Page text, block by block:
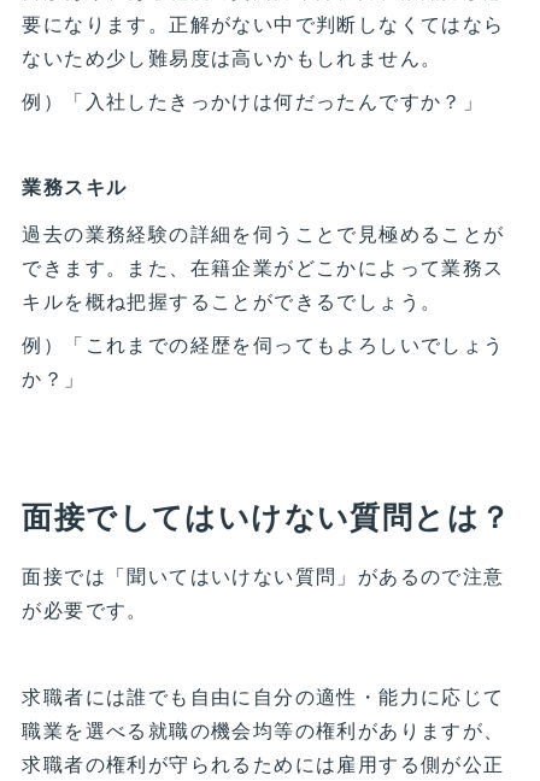
要になります。正解がない中で判断しなくてはなら
ないため少し難易度は高いかもしれません。
例）「入社したきっかけは何だったんですか？」
業務スキル
過去の業務経験の詳細を伺うことで見極めることが
できます。また、在籍企業がどこかによって業務ス
キルを概ね把握することができるでしょう。
例）「これまでの経歴を伺ってもよろしいでしょう
か？」
面接でしてはいけない質問とは？
面接では「聞いてはいけない質問」があるので注意
が必要です。
求職者には誰でも自由に自分の適性・能力に応じて
職業を選べる就職の機会均等の権利がありますが、
求職者の権利が守られるためには雇用する側が公正